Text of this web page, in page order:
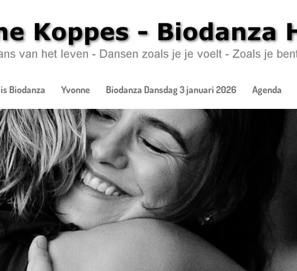
Biodanza Yvonne Biodanza Dansdag 3 januari 2026 Agenda